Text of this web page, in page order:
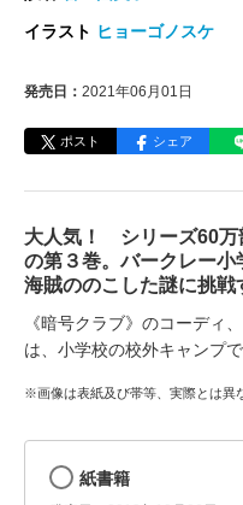
イラスト ヒョーゴノスケ
発売日： 2021年06月01日
ポスト シェア
大人気！ シリーズ60万
の第３巻。バークレー小
海賊ののこした謎に挑戦
《暗号クラブ》のコーディ
は、小学校の校外キャンプ
※画像は表紙及び帯等、実際とは異
紙書籍